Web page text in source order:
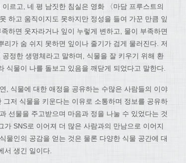
르고, 네 평 남짓한 침실은 영화 〈마담 프루스트의
하고 움직이지도 못하지만 정성을 들여 가꾼 만큼 잎
하면 웃자라거나 잎이 누렇게 변하고, 물이 부족하면
가 숨 쉬지 못하면 잎이나 줄기가 검게 물러진다. 저
정한 생명체라고 말하며, 식물을 잘 키우기 위해 환
식물이 나를 돌보고 있음을 깨닫게 되었다고 말한다.
, 식물에 대한 애정을 공유하는 수많은 사람들의 이야
저 식물을 키운다는 이유로 소통하며 정보를 공유하
선물을 주고받으며 마음과 정을 나눌 수 있었다는 것
SNS로 이어져 더 많은 사람과의 만남으로 이어지
물인의 공감을 얻는 것은 물론 다양한 식물 공간에 대
서 생긴 일이다.